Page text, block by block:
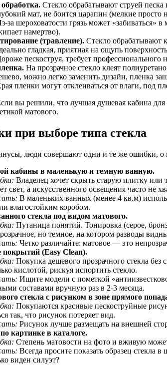
Стекло обрабатывают струей
мат, не боится царапин (мелкие просто
за шероховатости грязь может «забиваться»
намертво).
(травление). Стекло обрабатывают
гладкая, приятная на ощупь
пескоструя, требует профессионального
На прозрачное стекло клеят
можно легко заменить дизайн, пленка
пленки могут отклеиваться от влаги, под
вы решили, что лучшая душевая кабина для
матового.
при выборе типа стекла
люди совершают одни и те же ошибки, о
кабины в маленькую и темную ванную.
Владелец хочет скрыть старую плитку
свет, а искусственного освещения часто не
В маленьких ванных (менее 4 кв.м)
влагостойким коробом.
стекла под видом матового.
Путаница понятий. Тонировка (серое,
но темное, на котором разводы
Четко различайте: матовое — это
покрытий (Easy Clean).
Покупка дешевого прозрачного стекла без
кислотой, рискуя испортить стекло.
Ищите модели с пометкой
составами вручную раз в 2-3 месяца.
стекла с рисунком в зоне прямого
Покупаются красивые пескоструйные
так, что рисунок потеряет вид.
Рисунок лучше размещать на внешней
картинке в каталоге.
Степень матовости на фото и вживую
Всегда просите показать образец
виден силуэт?